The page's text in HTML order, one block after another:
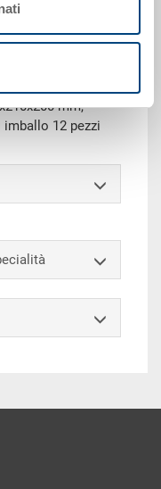
mm,
imballo 12 pezzi